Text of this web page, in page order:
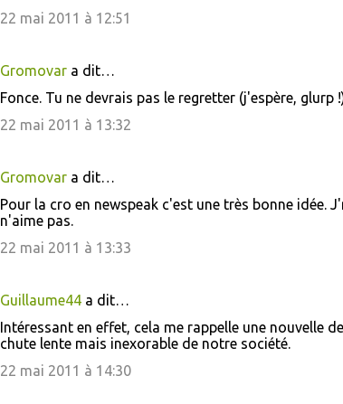
22 mai 2011 à 12:51
Gromovara dit…
Fonce. Tu ne devrais pas le regretter (j'espère, glurp
22 mai 2011 à 13:32
Gromovara dit…
Pour la cro en newspeak c'est une très bonne idée.
n'aime pas.
22 mai 2011 à 13:33
Guillaume44a dit…
Intéressant en effet, cela me rappelle une nouvelle
chute lente mais inexorable de notre société.
22 mai 2011 à 14:30